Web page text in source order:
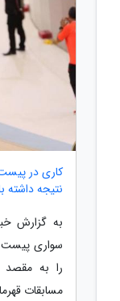
کاری در پیست
نتیجه داشته
به گزارش
سواری پیست
را به مقصد
مسابقات